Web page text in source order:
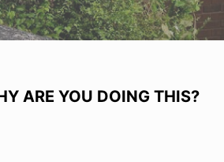
ARE YOU DOING THIS?